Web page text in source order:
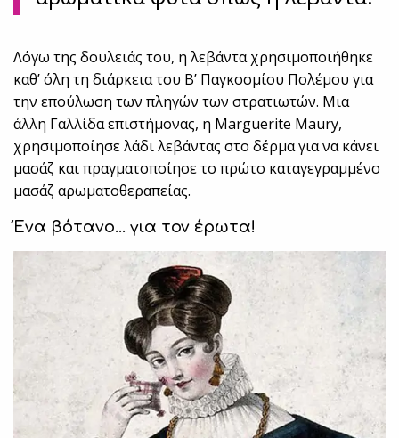
Λόγω της δουλειάς του, η λεβάντα χρησιμοποιήθηκε
καθ’ όλη τη διάρκεια του Β’ Παγκοσμίου Πολέμου για
την επούλωση των πληγών των στρατιωτών. Μια
άλλη Γαλλίδα επιστήμονας, η Marguerite Maury,
χρησιμοποίησε λάδι λεβάντας στο δέρμα για να κάνει
μασάζ και πραγματοποίησε το πρώτο καταγεγραμμένο
μασάζ αρωματοθεραπείας.
Ένα βότανο… για τον έρωτα!